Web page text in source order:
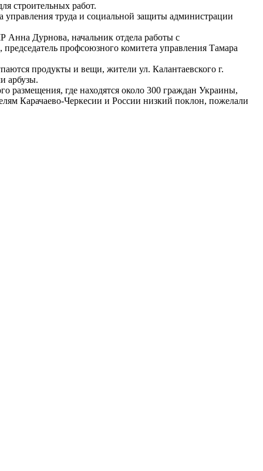
строительных работ.
управления труда и социальной защиты администрации
Дурнова, начальник отдела работы с
профсоюзного комитета управления Тамара
продукты и вещи, жители ул. Калантаевского г.
арбузы.
размещения, где находятся около 300 граждан Украины,
Карачаево-Черкесии и России низкий поклон, пожелали